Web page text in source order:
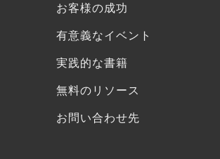
お客様の成功
有意義なイベント
実践的な書籍
無料のリソース
お問い合わせ先